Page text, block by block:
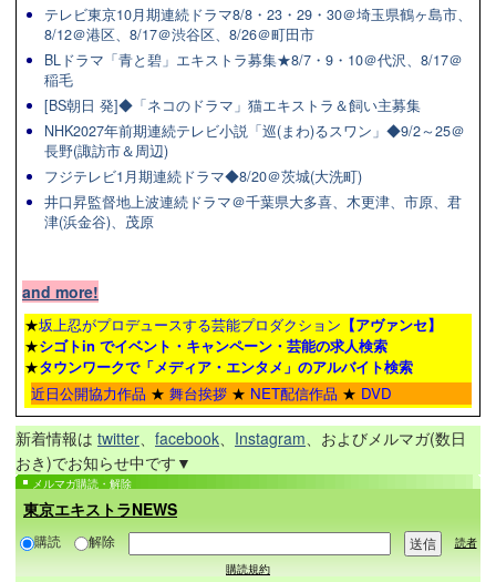
テレビ東京10月期連続ドラマ8/8・23・29・30＠埼玉県鶴ヶ島市、
8/12＠港区、8/17＠渋谷区、8/26＠町田市
BLドラマ「青と碧」エキストラ募集★8/7・9・10＠代沢、8/17＠
稲毛
[BS朝日 発]◆「ネコのドラマ」猫エキストラ＆飼い主募集
NHK2027年前期連続テレビ小説「巡(まわ)るスワン」◆9/2～25＠
長野(諏訪市＆周辺)
フジテレビ1月期連続ドラマ◆8/20＠茨城(大洗町)
井口昇監督地上波連続ドラマ＠千葉県大多喜、木更津、市原、君
津(浜金谷)、茂原
and more!
★坂上忍がプロデュースする芸能プロダクション 【アヴァンセ】
★シゴトin でイベント・キャンペーン・芸能の求人検索
★タウンワークで「メディア・エンタメ」のアルバイト検索
近日公開協力作品 ★ 舞台挨拶 ★ NET配信作品 ★ DVD
新着情報は twitter、 facebook、 Instagram、およびメルマガ(数日
おき)でお知らせ中です▼
メルマガ購読・解除
東京エキストラNEWS
購読 解除
読者
購読規約